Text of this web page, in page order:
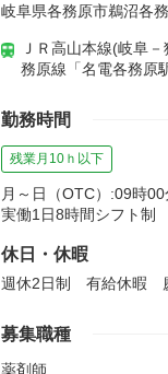
岐阜県各務原市鵜沼各
ＪＲ高山本線(岐阜
務原線「名電各務原
勤務時間
残業月10ｈ以下
月～日（OTC）:09時
実働1日8時間シフト
休日・休暇
週休2日制 有給休暇
募集職種
薬剤師